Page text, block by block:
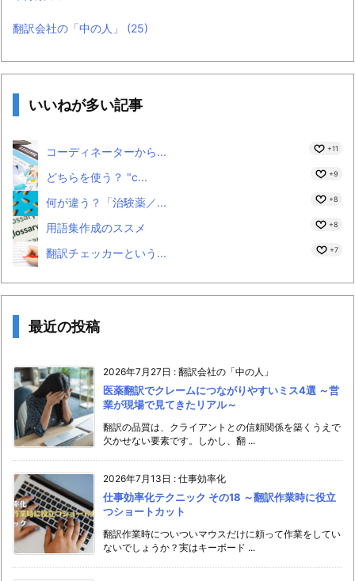
翻訳会社の「中の人」 (25)
いいねが多い記事
コーディネーターから... +11
どちらを使う？ "c... +9
何が違う？「治験薬／... +8
用語集作成のススメ +8
翻訳チェッカーという... +7
最近の投稿
2026年7月27日 : 翻訳会社の「中の人」
医薬翻訳でクレームにつながりやすいミス4選 ～営
業が現場で見てきたリアル～
翻訳の品質は、クライアントとの信頼関係を築くうえで
欠かせない要素です。しかし、翻 ...
2026年7月13日 : 仕事効率化
仕事効率化テクニック その18 ～翻訳作業時に役立
つショートカット
翻訳作業時についついマウスだけに頼って作業をしてい
ないでしょうか？実はキーボード ...